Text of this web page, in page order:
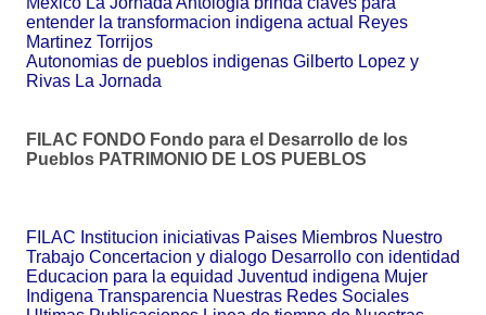
entender la transformacion indigena actual Reyes
Martinez Torrijos
Autonomias de pueblos indigenas Gilberto Lopez y
Rivas La Jornada
FILAC FONDO Fondo para el Desarrollo de los
Pueblos PATRIMONIO DE LOS PUEBLOS
FILAC Institucion iniciativas Paises Miembros Nuestro
Trabajo Concertacion y dialogo Desarrollo con identidad
Educacion para la equidad Juventud indigena Mujer
Indigena Transparencia Nuestras Redes Sociales